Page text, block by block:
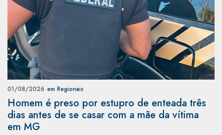
01/08/2026 em Regionais
Homem é preso por estupro de enteada três
dias antes de se casar com a mãe da vítima
em MG